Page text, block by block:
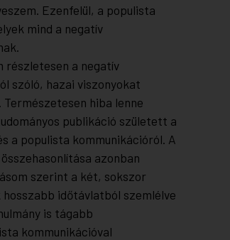
Ezenfelül, a populista
mind a negatív
részletesen a negatív
szóló, hazai viszonyokat
hiba lenne
publikáció született a
a populista kommunikációról. A
azonban
szerint a két, sokszor
időtávlatból szemlélve
is tágabb
kommunikációval